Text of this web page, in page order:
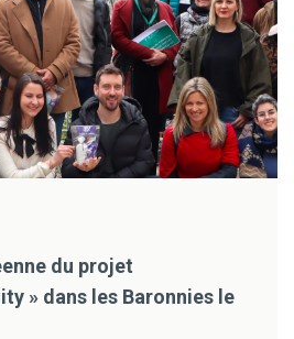
du projet
» dans les Baronnies le